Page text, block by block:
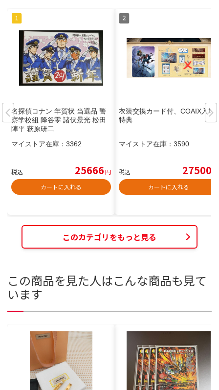
名探偵コナン 年賀状 当選品 警
察学校組 降谷零 諸伏景光 松田
陣平 萩原研二
マイストア在庫： 3362
税込 25666円
カートに入れる
衣装交換カード付、COAIX入場
特典
マイストア在庫： 3590
税込 27500
カートに入れる
このカテゴリをもっと見る
この商品を見た人はこんな商品も見て
います